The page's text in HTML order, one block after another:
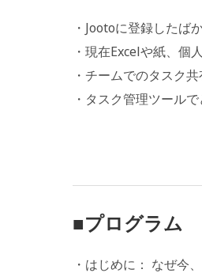
・Jootoに登録したば
・現在Excelや紙、個
・チームでのタスク
・タスク管理ツール
■プログラム
・はじめに： なぜ今